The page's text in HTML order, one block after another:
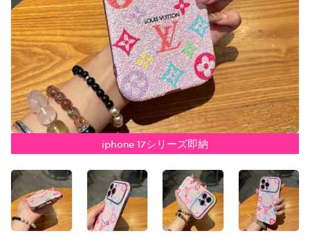
iphone 17シリーズ即納